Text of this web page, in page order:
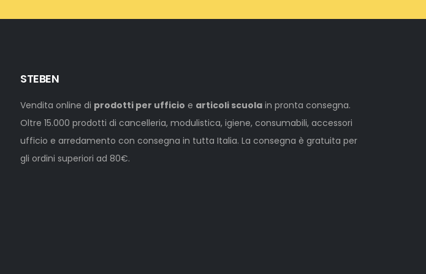
STEBEN
Vendita online di prodotti per ufficio e articoli scuola in pronta consegna.
Oltre 15.000 prodotti di cancelleria, modulistica, igiene, consumabili, accessori
ufficio e arredamento con consegna in tutta Italia. La consegna è gratuita per
gli ordini superiori ad 80€.